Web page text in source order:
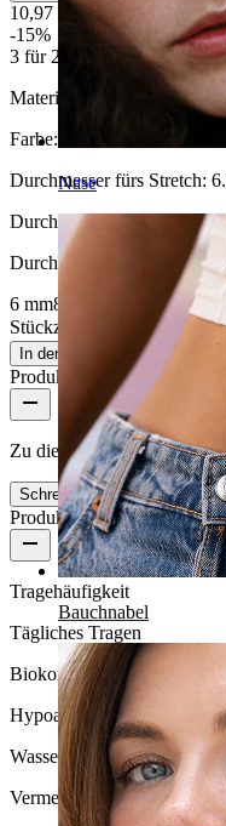
Nase
Bauchnabel
10,97 €
12,90 €
-15%
3 für 2
Material:
Farbe:
Durchmesser fürs Stretch:
Durchmesser
Durchmesser auswählen
6 mm8 mm 12 mm
Stückzahl: 1
Ändern
In den Warenkorb
Produktbewertungen
Zu diesem Produkt gibt es
Schreibe eine Bewertung
Produktqualität
Tragehäufigkeit
Tägliches Tragen
Biokompatibilität
Hypoallergen
Wasserbeständigkeit
Vermeide Wasserkontakt